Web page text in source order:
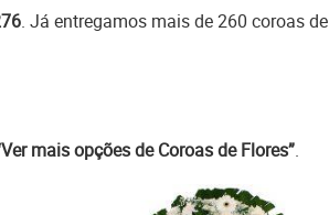
. Já entregamos mais de 260 coroas de
mais opções de Coroas de Flores”.